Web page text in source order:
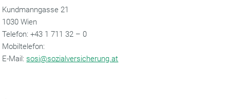
Kundmanngasse 21
1030 Wien
‌Telefon: +43 1 711 32 – 0
Mobiltelefon:
‌E-Mail: sosi@sozialversicherung.at